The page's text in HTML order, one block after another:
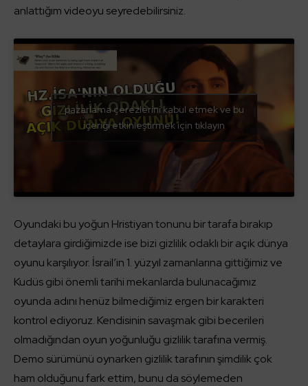
anlattığım videoyu seyredebilirsiniz.
pazarlama çerezlerini kabul etmek ve bu
içeriği etkinleştirmek için tıklayın
Oyundaki bu yoğun Hristiyan tonunu bir tarafa bırakıp
detaylara girdiğimizde ise bizi gizlilik odaklı bir açık dünya
oyunu karşılıyor. İsrail’in 1. yüzyıl zamanlarına gittiğimiz ve
Kudüs gibi önemli tarihi mekanlarda bulunacağımız
oyunda adını henüz bilmediğimiz ergen bir karakteri
kontrol ediyoruz. Kendisinin savaşmak gibi becerileri
olmadığından oyun yoğunluğu gizlilik tarafına vermiş.
Demo sürümünü oynarken gizlilik tarafının şimdilik çok
ham olduğunu fark ettim, bunu da söylemeden